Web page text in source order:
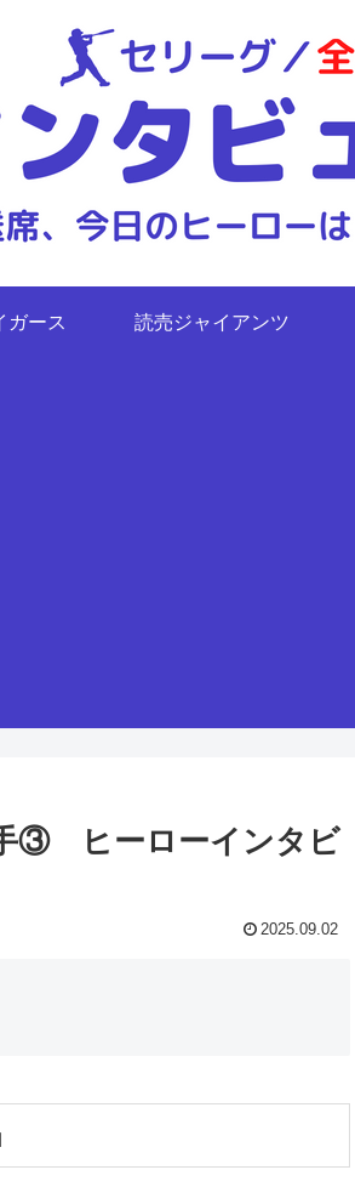
ガース 読売ジャイアンツ
③ ヒーローインタビ
2025.09.02